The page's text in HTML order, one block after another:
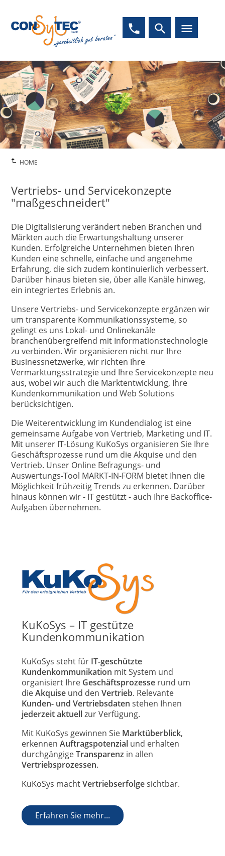
phone search menu
HOME
Vertriebs- und Servicekonzepte
"maßgeschneidert"
Die Digitalisierung verändert neben Branchen und
Märkten auch die Erwartungshaltung unserer
Kunden. Erfolgreiche Unternehmen bieten Ihren
Kunden eine schnelle, einfache und angenehme
Erfahrung, die sich zudem kontinuierlich verbessert.
Darüber hinaus bieten sie, über alle Kanäle hinweg,
ein integriertes Erlebnis an.
Unsere Vertriebs- und Servicekonzepte ergänzen wir
um transparente Kommunikationssysteme, so
gelingt es uns Lokal- und Onlinekanäle
branchenübergreifend mit Informationstechnologie
zu verbinden. Wir organisieren nicht nur Ihre
Businessnetzwerke, wir richten Ihre
Vermarktungsstrategie und Ihre Servicekonzepte neu
aus, wobei wir auch die Marktentwicklung, Ihre
Kundenkommunikation und Web Solutions
berücksichtigen.
Die Weiterentwicklung im Kundendialog ist eine
gemeinsame Aufgabe von Vertrieb, Marketing und IT.
Mit unserer IT-Lösung KuKoSys organisieren Sie Ihre
Geschäftsprozesse rund um die Akquise und den
Vertrieb. Unser Online Befragungs- und
Auswertungs-Tool MARKT-IN-FORM bietet Ihnen die
Möglichkeit frühzeitig Trends zu erkennen. Darüber
hinaus können wir - IT gestützt - auch Ihre Backoffice-
Aufgaben übernehmen.
KuKoSys – IT gestütze
Kundenkommunikation
KuKoSys steht für IT-geschützte
Kundenkommunikation mit System und
organisiert Ihre Geschäftsprozesserund um
dieAkquiseund den Vertrieb. Relevante
Kunden- und Vertriebsdaten stehen Ihnen
jederzeit aktuellzur Verfügung.
Mit KuKoSys gewinnen Sie Marktüberblick,
erkennen Auftragspotenzialund erhalten
durchgängigeTransparenz in allen
Vertriebsprozessen.
KuKoSys machtVertriebserfolgesichtbar.
Erfahren Sie mehr...